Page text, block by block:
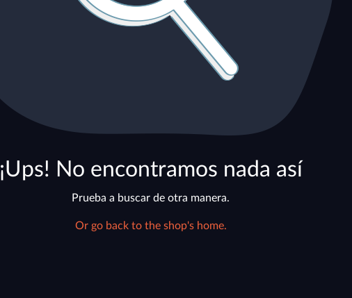
¡Ups! No encontramos nada así
Prueba a buscar de otra manera.
Or go back to the shop's home.